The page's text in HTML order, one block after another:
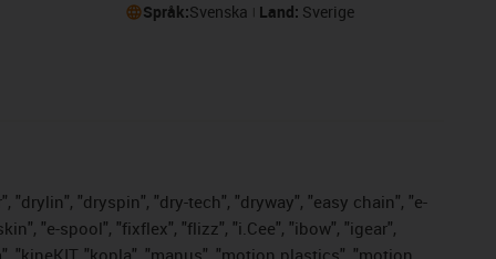
Språk:Svenska Land: Sverige
"drylin", "dryspin", "dry-tech", "dryway", "easy chain", "e-
"e-spool", "fixflex", "flizz", "i.Cee", "ibow", "igear",
"kineKIT, "kopla", "manus", "motion plastics", "motion